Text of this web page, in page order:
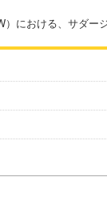
における、サダー